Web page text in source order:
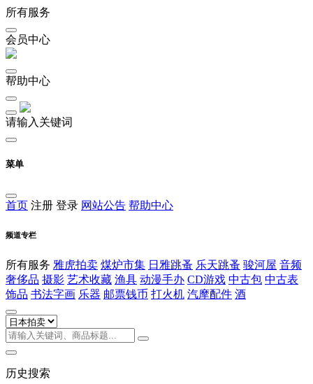
所有服务
会员中心
帮助中心
请输入关键词
菜单
首页 注册 登录 网站公告 帮助中心
频道专栏
所有服务 雅虎拍卖 煤炉市集 日雅跳蚤 乐天跳蚤 骏河屋 音频
奢侈品 摄影 艺术收藏 渔具 动漫手办 CD游戏 中古包 中古表
饰品 书法字画 乐器 邮票钱币 打火机 汽摩配件 酒
历史搜索